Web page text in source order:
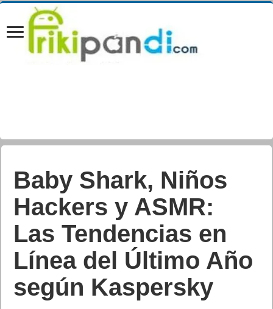
Baby Shark, Niños
Hackers y ASMR:
Las Tendencias en
Línea del Último Año
según Kaspersky